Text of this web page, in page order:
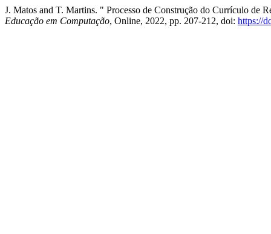
J. Matos and T. Martins. " Processo de Construção do Currículo de
Educação em Computação, Online, 2022, pp. 207-212, doi: https://